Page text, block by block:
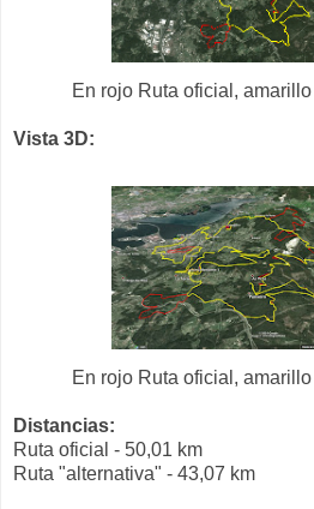
En rojo Ruta oficial,
Vista 3D:
En rojo Ruta oficial,
Distancias:
Ruta oficial - 50,01 km
Ruta "alternativa" - 43,07 km